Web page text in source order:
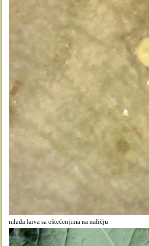
mlađa larva sa oštećenjima na naličju